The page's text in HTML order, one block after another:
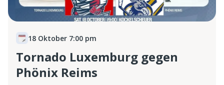
18 Oktober 7:00 pm
Tornado Luxemburg gegen
Phönix Reims